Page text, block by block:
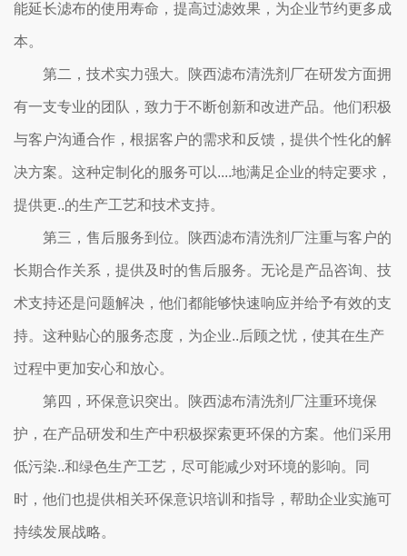
能延长滤布的使用寿命，提高过滤效果，为企业节约更多成
本。
第二，技术实力强大。陕西滤布清洗剂厂在研发方面拥
有一支专业的团队，致力于不断创新和改进产品。他们积极
与客户沟通合作，根据客户的需求和反馈，提供个性化的解
决方案。这种定制化的服务可以....地满足企业的特定要求，
提供更..的生产工艺和技术支持。
第三，售后服务到位。陕西滤布清洗剂厂注重与客户的
长期合作关系，提供及时的售后服务。无论是产品咨询、技
术支持还是问题解决，他们都能够快速响应并给予有效的支
持。这种贴心的服务态度，为企业..后顾之忧，使其在生产
过程中更加安心和放心。
第四，环保意识突出。陕西滤布清洗剂厂注重环境保
护，在产品研发和生产中积极探索更环保的方案。他们采用
低污染..和绿色生产工艺，尽可能减少对环境的影响。同
时，他们也提供相关环保意识培训和指导，帮助企业实施可
持续发展战略。